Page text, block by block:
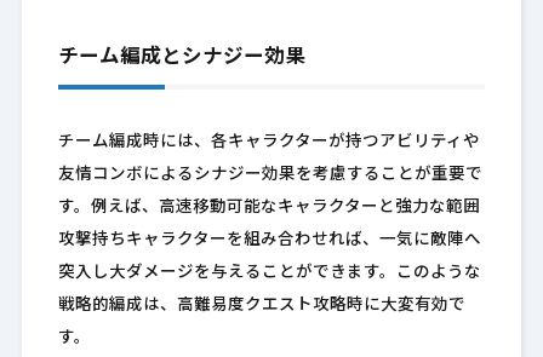
チーム編成とシナジー効果
チーム編成時には、各キャラクターが持つアビリティや
友情コンボによるシナジー効果を考慮することが重要で
す。例えば、高速移動可能なキャラクターと強力な範囲
攻撃持ちキャラクターを組み合わせれば、一気に敵陣へ
突入し大ダメージを与えることができます。このような
戦略的編成は、高難易度クエスト攻略時に大変有効で
す。